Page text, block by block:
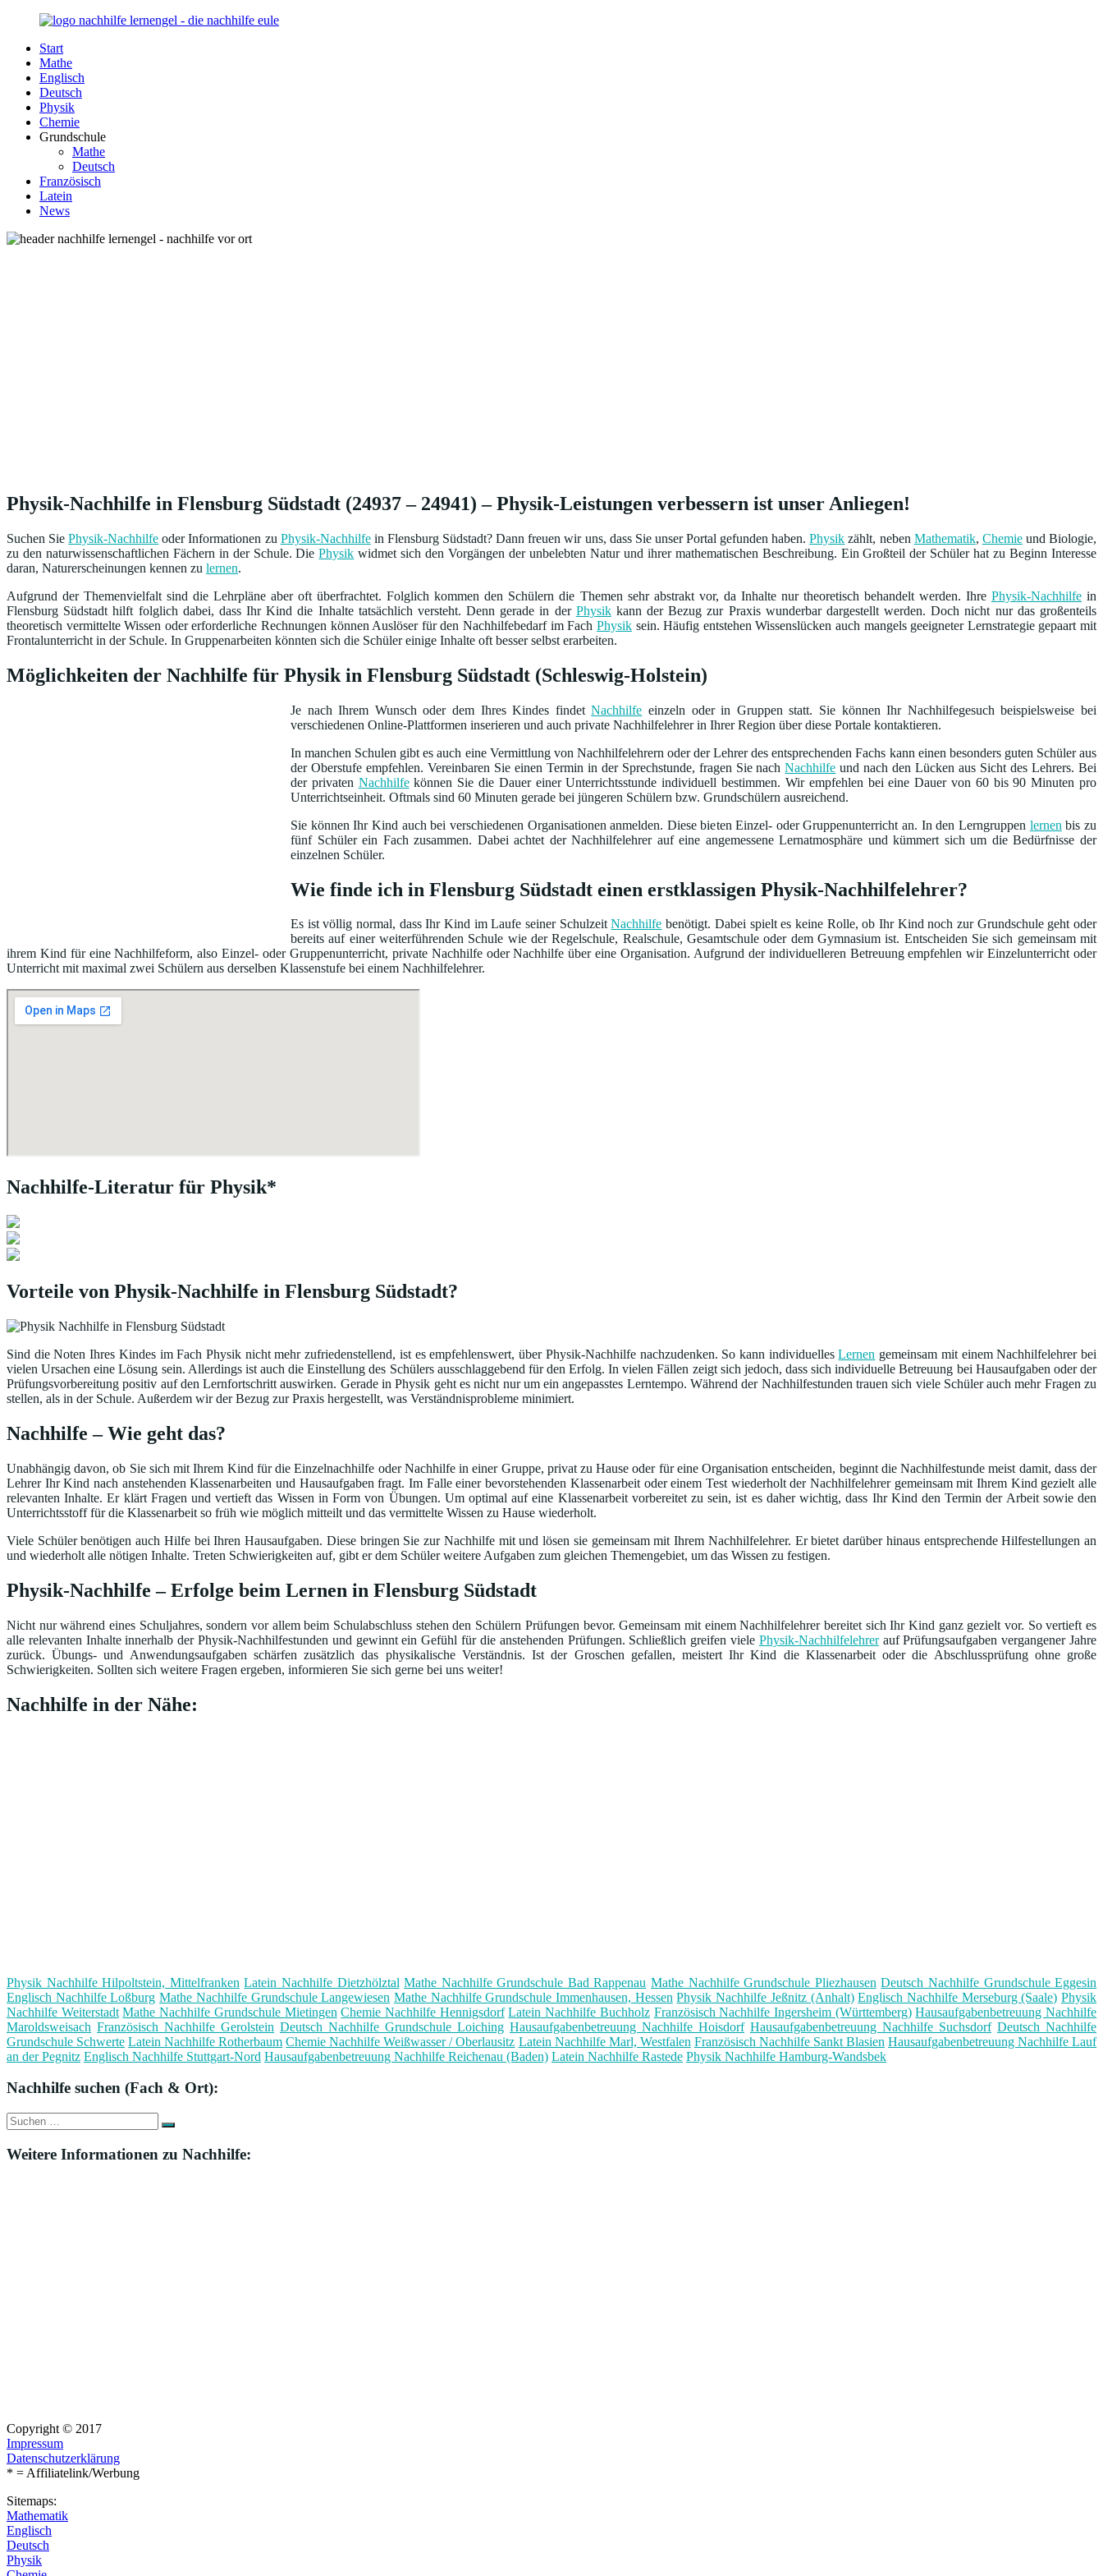
Zurück
Inhalt
Nachhilfe-
Lernengel.de
Unsere
Nachhilfe-
Eule
berät
zum
Damit
Lernen
Spaß
Start
Mathe
Englisch
Deutsch
Physik
Chemie
Grundschule
Mathe
Deutsch
Französisch
Latein
News
Physik-Nachhilfe in Flensburg Südstadt (24937 – 24941) – Physik-Leistungen verbessern ist unser Anliegen!
Suchen SiePhysik-Nachhilfe oder Informationen zu Physik-Nachhilfein Flensburg Südstadt? Dann freuen wir uns, dass Sie unser Portal gefunden haben.Physik zählt, neben Mathematik, Chemieund Biologie,
zu den naturwissenschaftlichen Fächern in der Schule. DiePhysik widmet sich den Vorgängen der unbelebten Natur und ihrer mathematischen Beschreibung. Ein Großteil der Schüler hat zu Beginn Interesse
daran, Naturerscheinungen kennen zu lernen.
Aufgrund der Themenvielfalt sind die Lehrpläne aber oft überfrachtet. Folglich kommen den Schülern die Themen sehr abstrakt vor, da Inhalte nur theoretisch behandelt werden. Ihre Physik-Nachhilfein
Flensburg Südstadt hilft folglich dabei, dass Ihr Kind die Inhalte tatsächlich versteht. Denn gerade in der Physikkann der Bezug zur Praxis wunderbar dargestellt werden. Doch nicht nur das großenteils
theoretisch vermittelte Wissen oder erforderliche Rechnungen können Auslöser für den Nachhilfebedarf im Fach Physiksein. Häufig entstehen Wissenslücken auch mangels geeigneter Lernstrategie gepaart mit
Frontalunterricht in der Schule. In Gruppenarbeiten könnten sich die Schüler einige Inhalte oft besser selbst erarbeiten.
Möglichkeiten der Nachhilfe für Physik in Flensburg Südstadt (Schleswig-Holstein)
Je nach Ihrem Wunsch oder dem Ihres Kindes findetNachhilfe einzeln oder in Gruppen statt. Sie können Ihr Nachhilfegesuch beispielsweise bei
verschiedenen Online-Plattformen inserieren und auch private Nachhilfelehrer in Ihrer Region über diese Portale kontaktieren.
In manchen Schulen gibt es auch eine Vermittlung von Nachhilfelehrern oder der Lehrer des entsprechenden Fachs kann einen besonders guten Schüler aus
der Oberstufe empfehlen. Vereinbaren Sie einen Termin in der Sprechstunde, fragen Sie nachNachhilfe und nach den Lücken aus Sicht des Lehrers. Bei
der privaten Nachhilfekönnen Sie die Dauer einer Unterrichtsstunde individuell bestimmen. Wir empfehlen bei eine Dauer von 60 bis 90 Minuten pro
Unterrichtseinheit. Oftmals sind 60 Minuten gerade bei jüngeren Schülern bzw. Grundschülern ausreichend.
Sie können Ihr Kind auch bei verschiedenen Organisationen anmelden. Diese bieten Einzel- oder Gruppenunterricht an. In den Lerngruppen lernen bis zu
fünf Schüler ein Fach zusammen. Dabei achtet der Nachhilfelehrer auf eine angemessene Lernatmosphäre und kümmert sich um die Bedürfnisse der
einzelnen Schüler.
Wie finde ich in Flensburg Südstadt einen erstklassigen Physik-Nachhilfelehrer?
Es ist völlig normal, dass Ihr Kind im Laufe seiner SchulzeitNachhilfe benötigt. Dabei spielt es keine Rolle, ob Ihr Kind noch zur Grundschule geht oder
bereits auf einer weiterführenden Schule wie der Regelschule, Realschule, Gesamtschule oder dem Gymnasium ist. Entscheiden Sie sich gemeinsam mit
ihrem Kind für eine Nachhilfeform, also Einzel- oder Gruppenunterricht, private Nachhilfe oder Nachhilfe über eine Organisation. Aufgrund der individuelleren Betreuung empfehlen wir Einzelunterricht oder
Unterricht mit maximal zwei Schülern aus derselben Klassenstufe bei einem Nachhilfelehrer.
Nachhilfe-Literatur für Physik*
Vorteile von Physik-Nachhilfe in Flensburg Südstadt?
Sind die Noten Ihres Kindes im Fach Physik nicht mehr zufriedenstellend, ist es empfehlenswert, über Physik-Nachhilfe nachzudenken. So kann individuellesLernen gemeinsam mit einem Nachhilfelehrer bei
vielen Ursachen eine Lösung sein. Allerdings ist auch die Einstellung des Schülers ausschlaggebend für den Erfolg. In vielen Fällen zeigt sich jedoch, dass sich individuelle Betreuung bei Hausaufgaben oder der
Prüfungsvorbereitung positiv auf den Lernfortschritt auswirken. Gerade in Physik geht es nicht nur um ein angepasstes Lerntempo. Während der Nachhilfestunden trauen sich viele Schüler auch mehr Fragen zu
stellen, als in der Schule. Außerdem wir der Bezug zur Praxis hergestellt, was Verständnisprobleme minimiert.
Nachhilfe – Wie geht das?
Unabhängig davon, ob Sie sich mit Ihrem Kind für die Einzelnachhilfe oder Nachhilfe in einer Gruppe, privat zu Hause oder für eine Organisation entscheiden, beginnt die Nachhilfestunde meist damit, dass der
Lehrer Ihr Kind nach anstehenden Klassenarbeiten und Hausaufgaben fragt. Im Falle einer bevorstehenden Klassenarbeit oder einem Test wiederholt der Nachhilfelehrer gemeinsam mit Ihrem Kind gezielt alle
relevanten Inhalte. Er klärt Fragen und vertieft das Wissen in Form von Übungen. Um optimal auf eine Klassenarbeit vorbereitet zu sein, ist es daher wichtig, dass Ihr Kind den Termin der Arbeit sowie den
Unterrichtsstoff für die Klassenarbeit so früh wie möglich mitteilt und das vermittelte Wissen zu Hause wiederholt.
Viele Schüler benötigen auch Hilfe bei Ihren Hausaufgaben. Diese bringen Sie zur Nachhilfe mit und lösen sie gemeinsam mit Ihrem Nachhilfelehrer. Er bietet darüber hinaus entsprechende Hilfestellungen an
und wiederholt alle nötigen Inhalte. Treten Schwierigkeiten auf, gibt er dem Schüler weitere Aufgaben zum gleichen Themengebiet, um das Wissen zu festigen.
Physik-Nachhilfe – Erfolge beim Lernen in Flensburg Südstadt
Nicht nur während eines Schuljahres, sondern vor allem beim Schulabschluss stehen den Schülern Prüfungen bevor. Gemeinsam mit einem Nachhilfelehrer bereitet sich Ihr Kind ganz gezielt vor. So vertieft es
alle relevanten Inhalte innerhalb der Physik-Nachhilfestunden und gewinnt ein Gefühl für die anstehenden Prüfungen. Schließlich greifen viele Physik-Nachhilfelehrerauf Prüfungsaufgaben vergangener Jahre
zurück. Übungs- und Anwendungsaufgaben schärfen zusätzlich das physikalische Verständnis. Ist der Groschen gefallen, meistert Ihr Kind die Klassenarbeit oder die Abschlussprüfung ohne große
Schwierigkeiten. Sollten sich weitere Fragen ergeben, informieren Sie sich gerne bei uns weiter!
Nachhilfe in der Nähe:
Physik Nachhilfe Hilpoltstein, Mittelfranken Latein Nachhilfe Dietzhölztal Mathe Nachhilfe Grundschule Bad Rappenau Mathe Nachhilfe Grundschule Pliezhausen Deutsch Nachhilfe Grundschule Eggesin
Englisch Nachhilfe Loßburg Mathe Nachhilfe Grundschule Langewiesen Mathe Nachhilfe Grundschule Immenhausen, Hessen Physik Nachhilfe Jeßnitz (Anhalt) Englisch Nachhilfe Merseburg (Saale) Physik
Nachhilfe Weiterstadt Mathe Nachhilfe Grundschule Mietingen Chemie Nachhilfe Hennigsdorf Latein Nachhilfe Buchholz Französisch Nachhilfe Ingersheim (Württemberg) Hausaufgabenbetreuung Nachhilfe
Maroldsweisach Französisch Nachhilfe Gerolstein Deutsch Nachhilfe Grundschule Loiching Hausaufgabenbetreuung Nachhilfe Hoisdorf Hausaufgabenbetreuung Nachhilfe Suchsdorf Deutsch Nachhilfe
Grundschule Schwerte Latein Nachhilfe Rotherbaum Chemie Nachhilfe Weißwasser / Oberlausitz Latein Nachhilfe Marl, Westfalen Französisch Nachhilfe Sankt Blasien Hausaufgabenbetreuung Nachhilfe Lauf
an der Pegnitz Englisch Nachhilfe Stuttgart-Nord Hausaufgabenbetreuung Nachhilfe Reichenau (Baden) Latein Nachhilfe Rastede Physik Nachhilfe Hamburg-Wandsbek
Nachhilfe suchen (Fach & Ort):
Suche
nach:
Suchen
Weitere Informationen zu Nachhilfe:
Copyright © 2017
Impressum
Datenschutzerklärung
* = Affiliatelink/Werbung
Sitemaps:
Mathematik
Englisch
Deutsch
Physik